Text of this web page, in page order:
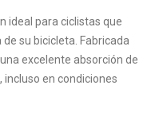
ideal para ciclistas que
su bicicleta. Fabricada
excelente absorción de
en condiciones